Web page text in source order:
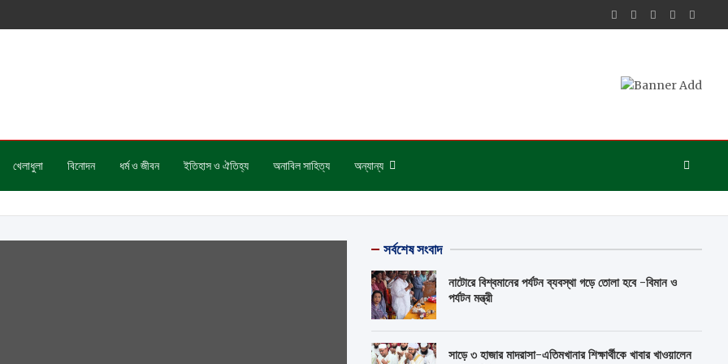
খেলাধুলা বিনোদন ধর্ম ও জীবন ইতিহাস ও ঐতিহ্য অনাবিল সাহিত্য অন্যান্য
সর্বশেষ সংবাদ
নাটোরে বিশ্বমানের পর্যটন ব্যবস্থা গড়ে তোলা হবে -বিমান ও
পর্যটন মন্ত্রী
সাড়ে ৩ হাজার মাদরাসা-এতিমখানার শিক্ষার্থীকে খাবার খাওয়ালেন